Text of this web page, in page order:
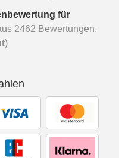
für
2462 Bewertungen.
)